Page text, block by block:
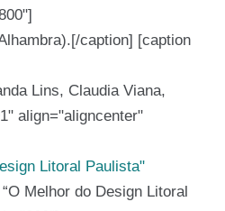
caption] [caption
Lins, Claudia Viana,
align="aligncenter"
Melhor do Design Litoral